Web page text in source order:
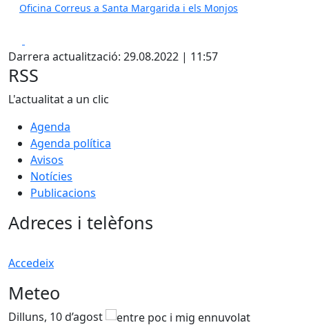
Oficina Correus a Santa Margarida i els Monjos
Darrera actualització: 29.08.2022 | 11:57
RSS
L'actualitat a un clic
Agenda
Agenda política
Avisos
Notícies
Publicacions
Adreces i telèfons
Accedeix
Meteo
Dilluns, 10 d’agost